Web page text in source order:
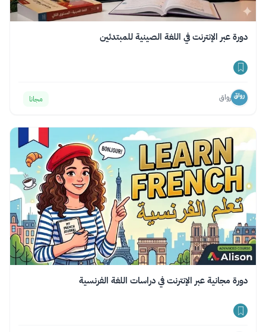
دورة عبر الإنترنت في اللغة الصينية للمبتدئين
رواق مجانا
دورة مجانية عبر الإنترنت في دراسات اللغة الفرنسية